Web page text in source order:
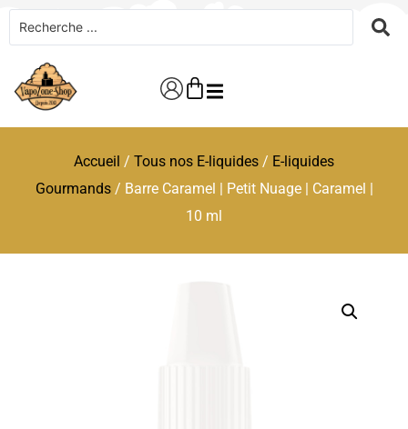
Accueil / Tous nos E-liquides / E-liquides
Gourmands/ Barre Caramel | Petit Nuage | Caramel |
10 ml